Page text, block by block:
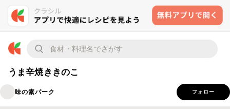
うま辛焼ききのこ
味の素パーク フォロー